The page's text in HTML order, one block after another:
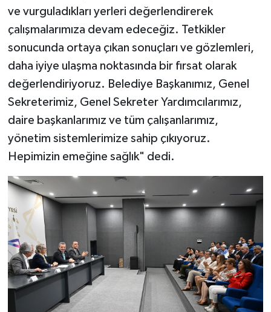
ve vurguladıkları yerleri değerlendirerek
çalışmalarımıza devam edeceğiz. Tetkikler
sonucunda ortaya çıkan sonuçları ve gözlemleri,
daha iyiye ulaşma noktasında bir fırsat olarak
değerlendiriyoruz. Belediye Başkanımız, Genel
Sekreterimiz, Genel Sekreter Yardımcılarımız,
daire başkanlarımız ve tüm çalışanlarımız,
yönetim sistemlerimize sahip çıkıyoruz.
Hepimizin emeğine sağlık" dedi.